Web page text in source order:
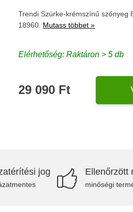
Trendi Szürke-krémszínű szőnyeg
18960. Mutass többet »
Elérhetőség: Raktáron > 5 db
29 090 Ft
jog Ellenőrzött
minőségi